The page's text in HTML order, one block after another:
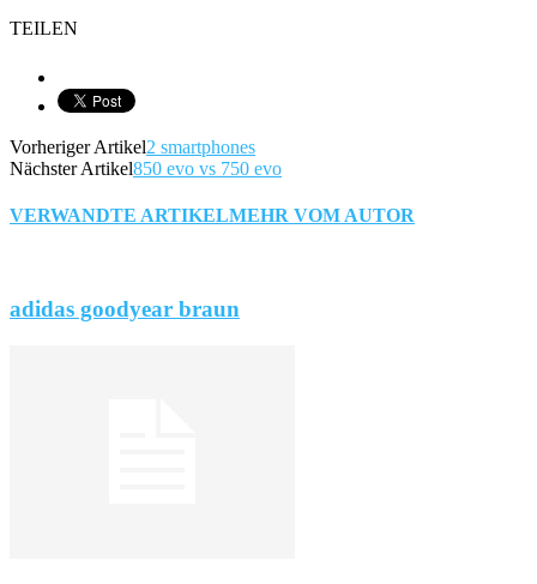
TEILEN
Vorheriger Artikel2 smartphones
Nächster Artikel850 evo vs 750 evo
VERWANDTE ARTIKELMEHR VOM AUTOR
adidas goodyear braun